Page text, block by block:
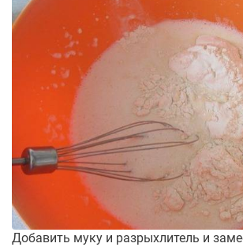
Добавить муку и разрыхлитель и